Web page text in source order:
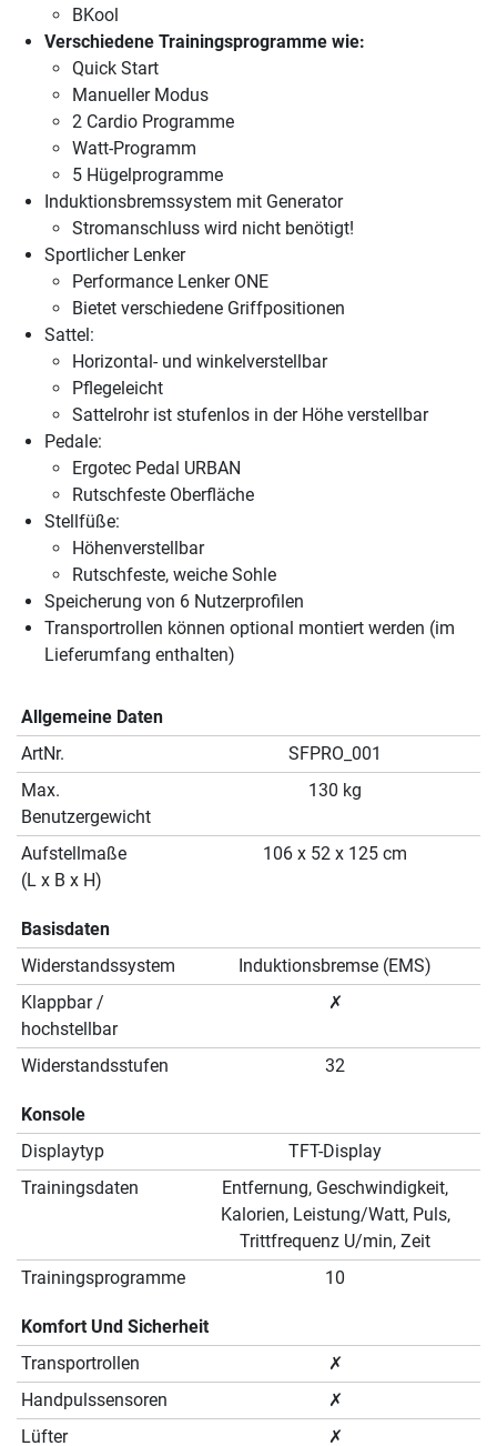
BKool
Verschiedene Trainingsprogramme wie:
Quick Start
Manueller Modus
2 Cardio Programme
Watt-Programm
5 Hügelprogramme
Induktionsbremssystem mit Generator
Stromanschluss wird nicht benötigt!
Sportlicher Lenker
Performance Lenker ONE
Bietet verschiedene Griffpositionen
Sattel:
Horizontal- und winkelverstellbar
Pflegeleicht
Sattelrohr ist stufenlos in der Höhe verstellbar
Pedale:
Ergotec Pedal URBAN
Rutschfeste Oberfläche
Stellfüße:
Höhenverstellbar
Rutschfeste, weiche Sohle
Speicherung von 6 Nutzerprofilen
Transportrollen können optional montiert werden (im
Lieferumfang enthalten)
Allgemeine Daten
ArtNr.
SFPRO_001
Max.
Benutzergewicht
130 kg
Aufstellmaße
(L x B x H)
106 x 52 x 125 cm
Basisdaten
Widerstandssystem
Induktionsbremse (EMS)
Klappbar /
hochstellbar
✗
Widerstandsstufen 32
Konsole
Displaytyp
TFT-Display
Trainingsdaten
Entfernung, Geschwindigkeit,
Kalorien, Leistung/Watt, Puls,
Trittfrequenz U/min, Zeit
Trainingsprogramme
10
Komfort Und Sicherheit
Transportrollen
✗
Handpulssensoren
✗
Lüfter
✗